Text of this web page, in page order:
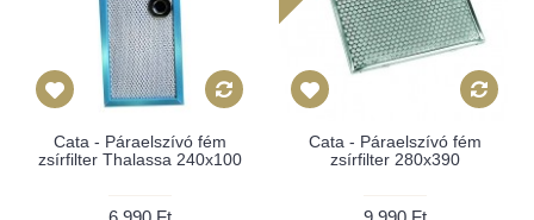
Cata - Páraelszívó fém
zsírfilter Thalassa 240x100
Cata - Páraelszívó fém
zsírfilter 280x390